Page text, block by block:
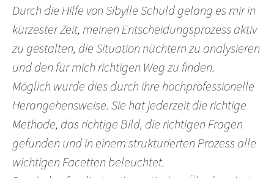
Durch die Hilfe von Sibylle Schuld gelang es mir in
kürzester Zeit, meinen Entscheidungsprozess aktiv
zu gestalten, die Situation nüchtern zu analysieren
und den für mich richtigen Weg zu finden.
Möglich wurde dies durch ihre hochprofessionelle
Herangehensweise. Sie hat jederzeit die richtige
Methode, das richtige Bild, die richtigen Fragen
gefunden und in einem strukturierten Prozess alle
wichtigen Facetten beleuchtet.